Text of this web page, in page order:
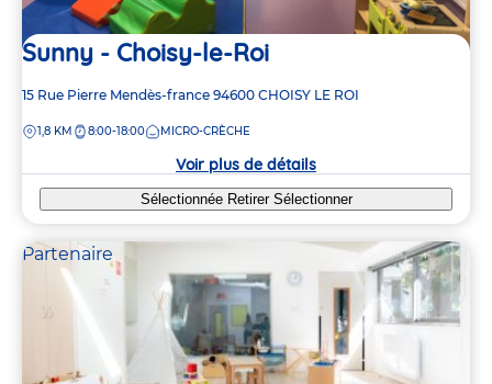
Sunny - Choisy-le-Roi
Adresse
la
15 Rue Pierre Mendès-france 94600 CHOISY LE ROI
DISTANCE
1,8 KM 8:00-18:00 MICRO-CRÈCHE
Voir plus de détails
Sélectionnée Retirer Sélectionner
Partenaire